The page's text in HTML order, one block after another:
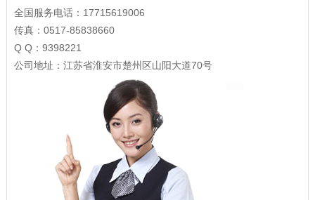
全国服务电话：17715619006
传真：0517-85838660
Q Q：9398221
公司地址：江苏省淮安市楚州区山阳大道70号